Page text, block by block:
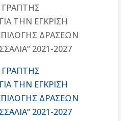
ΓΡΑΠΤΗΣ
ΤΗΝ ΕΓΚΡΙΣΗ
ΔΡΑΣΕΩΝ
2021-2027
ΓΡΑΠΤΗΣ
ΤΗΝ ΕΓΚΡΙΣΗ
ΔΡΑΣΕΩΝ
2021-2027